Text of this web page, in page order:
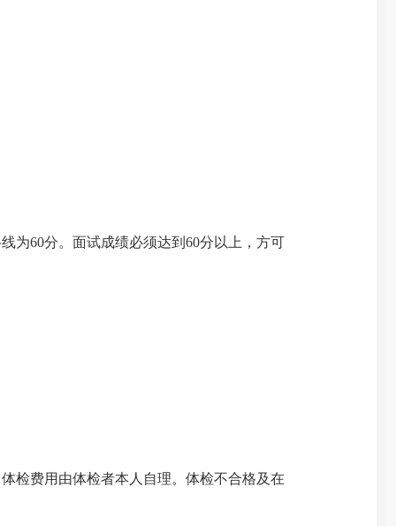
为60分。面试成绩必须达到 60分以上，方可
检费用由体检者本人自理。体检不合格及在